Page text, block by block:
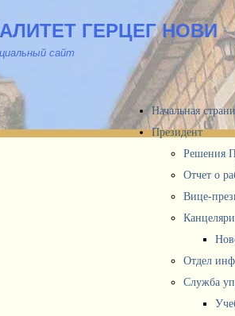
ГЕРЦЕГ НОВИ
сайт
Начальная
Президент
Решения
Отчет о
Вице-
Отдел
Служба